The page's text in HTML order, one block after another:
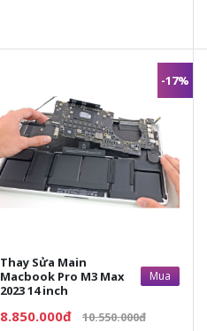
-17%
Thay Sửa Main
Macbook Pro M3 Max
2023 14 inch
Mua
8.850.000đ 10.550.000đ